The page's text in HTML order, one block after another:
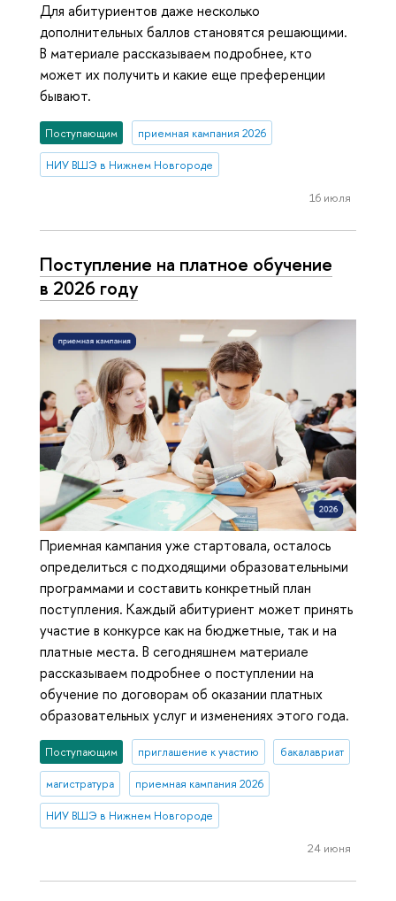
Для абитуриентов даже несколько
дополнительных баллов становятся решающими.
В материале рассказываем подробнее, кто
может их получить и какие еще преференции
бывают.
Поступающим приемная кампания 2026
НИУ ВШЭ в Нижнем Новгороде
16 июля
Поступление на платное обучение
в 2026 году
Приемная кампания уже стартовала, осталось
определиться с подходящими образовательными
программами и составить конкретный план
поступления. Каждый абитуриент может принять
участие в конкурсе как на бюджетные, так и на
платные места. В сегодняшнем материале
рассказываем подробнее о поступлении на
обучение по договорам об оказании платных
образовательных услуг и изменениях этого года.
Поступающим приглашение к участию бакалавриат
магистратура приемная кампания 2026
НИУ ВШЭ в Нижнем Новгороде
24 июня